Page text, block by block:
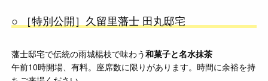
○ ［特別公開］久留里藩士 田丸邸宅
藩士邸宅で伝統の雨城楊枝で味わう和菓子と名水抹茶
午前10時開場、有料。座席数に限りがあります。時間に余裕を持